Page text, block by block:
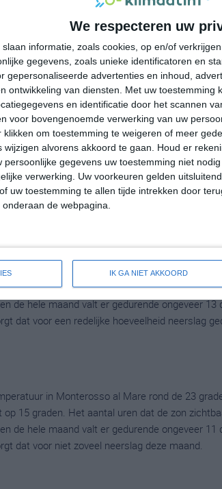
We respecteren uw
slaan informatie, zoals cookies, op en/of
gegevens, zoals unieke identificatoren en
gepersonaliseerde advertenties en inhoud,
ontwikkeling van diensten.
Met uw toestemming
en identificatie door het scannen
voor bovengenoemde verwerking van uw
klikken om toestemming te weigeren of meer
alvorens akkoord te gaan.
Houd er
persoonlijke gegevens uw toestemming niet
verwerking. Uw voorkeuren gelden
uw toestemming te allen tijde intrekken door
de webpagina.
IK GA NIET AKKOORD
in Monterosso al Mare rond de 13
uit op 6 graden. Het aantal uren dat de zon
de hele maand valt er gedurende
dan zorgt dat voor een redelijke hoeveelheid
in Monterosso al Mare rond de 16
8 graden. Het aantal uren dat de zon
de hele maand valt er gedurende ongeveer 11
dat voor een redelijke hoeveelheid neerslag
in Monterosso al Mare rond de 20
12 graden. Het aantal uren dat de zon
de hele maand valt er gedurende ongeveer 13
dat voor een redelijke hoeveelheid neerslag
in Monterosso al Mare rond de 23
15 graden. Het aantal uren dat de zon
de hele maand valt er gedurende ongeveer 11
dat voor niet zoveel neerslag deze maand.